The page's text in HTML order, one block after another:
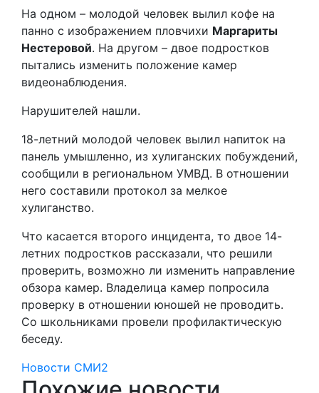
На одном – молодой человек вылил кофе на
панно с изображением пловчихи Маргариты
Нестеровой. На другом – двое подростков
пытались изменить положение камер
видеонаблюдения.
Нарушителей нашли.
18-летний молодой человек вылил напиток на
панель умышленно, из хулиганских побуждений,
сообщили в региональном УМВД. В отношении
него составили протокол за мелкое
хулиганство.
Что касается второго инцидента, то двое 14-
летних подростков рассказали, что решили
проверить, возможно ли изменить направление
обзора камер. Владелица камер попросила
проверку в отношении юношей не проводить.
Со школьниками провели профилактическую
беседу.
Новости СМИ2